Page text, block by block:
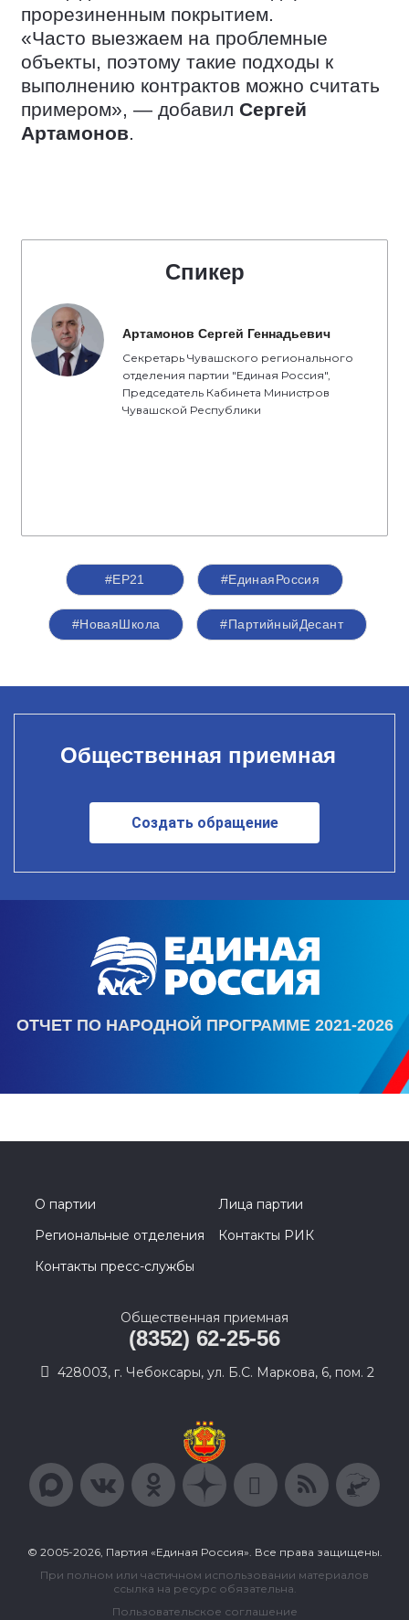
прорезиненным покрытием.
«Часто выезжаем на проблемные
объекты, поэтому такие подходы к
выполнению контрактов можно считать
примером», — добавил Сергей
Артамонов.
Спикер
Артамонов Сергей Геннадьевич
Секретарь Чувашского регионального
отделения партии "Единая Россия",
Председатель Кабинета Министров
Чувашской Республики
#ЕР21 #ЕдинаяРоссия
#НоваяШкола #ПартийныйДесант
Общественная приемная
Создать обращение
ОТЧЕТ ПО НАРОДНОЙ ПРОГРАММЕ 2021-2026
О партии
Лица партии
Региональные отделения
Контакты РИК
Контакты пресс-службы
Общественная приемная
(8352) 62-25-56
428003, г. Чебоксары, ул. Б.С. Маркова, 6, пом. 2
© 2005-2026, Партия «Единая Россия». Все права защищены.
При полном или частичном использовании материалов
ссылка на ресурс обязательна.
Пользовательское соглашение